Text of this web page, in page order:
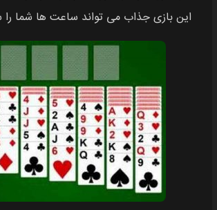
این بازی جذاب می تواند ساعت ها شما را